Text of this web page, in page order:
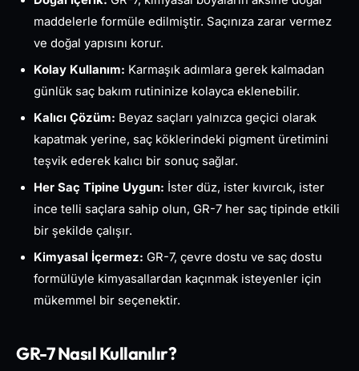
maddelerle formüle edilmiştir. Saçınıza zarar vermez
ve doğal yapısını korur.
Kolay Kullanım: Karmaşık adımlara gerek kalmadan
günlük saç bakım rutininize kolayca eklenebilir.
Kalıcı Çözüm: Beyaz saçları yalnızca geçici olarak
kapatmak yerine, saç köklerindeki pigment üretimini
teşvik ederek kalıcı bir sonuç sağlar.
Her Saç Tipine Uygun: İster düz, ister kıvırcık, ister
ince telli saçlara sahip olun, GR-7 her saç tipinde etkili
bir şekilde çalışır.
Kimyasal İçermez: GR-7, çevre dostu ve saç dostu
formülüyle kimyasallardan kaçınmak isteyenler için
mükemmel bir seçenektir.
GR-7 Nasıl Kullanılır?